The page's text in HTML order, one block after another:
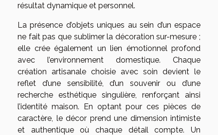
résultat dynamique et personnel.
La présence d’objets uniques au sein d’un espace
ne fait pas que sublimer la décoration sur-mesure ;
elle crée également un lien émotionnel profond
avec l’environnement domestique. Chaque
création artisanale choisie avec soin devient le
reflet d’une sensibilité, d’un souvenir ou d’une
recherche esthétique singulière, renforçant ainsi
l’identité maison. En optant pour ces pièces de
caractère, le décor prend une dimension intimiste
et authentique où chaque détail compte. Un